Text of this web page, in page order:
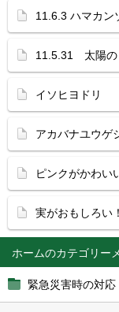
ホーム
緊急災害時の対応
11.6.3 ハマカン
11.5.31 太陽
イソヒヨドリ
アカバナユウゲ
ピンクがかわ
実がおもしろい